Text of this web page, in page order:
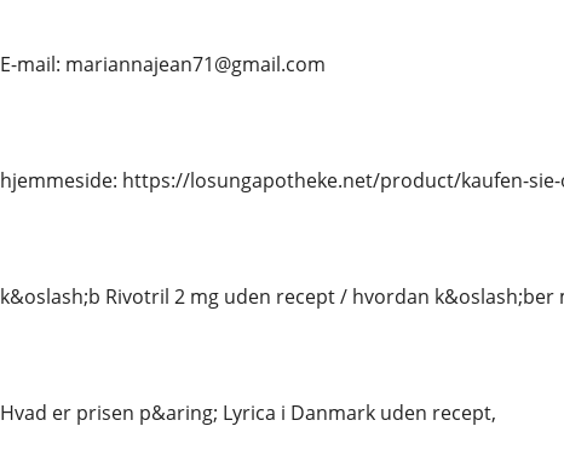
E-mail: mariannajean71@gmail.com
hjemmeside: https://losungapotheke.net/product/kaufen-
k&oslash;b Rivotril 2 mg uden recept / hvordan k&oslash;ber
Hvad er prisen p&aring; Lyrica i Danmark uden recept,